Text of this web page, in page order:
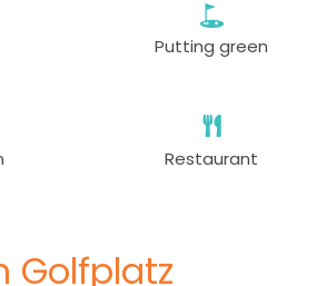
Putting green
Restaurant
Golfplatz